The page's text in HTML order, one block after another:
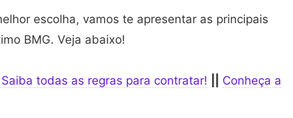
escolha, vamos te apresentar as principais
BMG. Veja abaixo!
todas as regras para contratar!
Conheça a